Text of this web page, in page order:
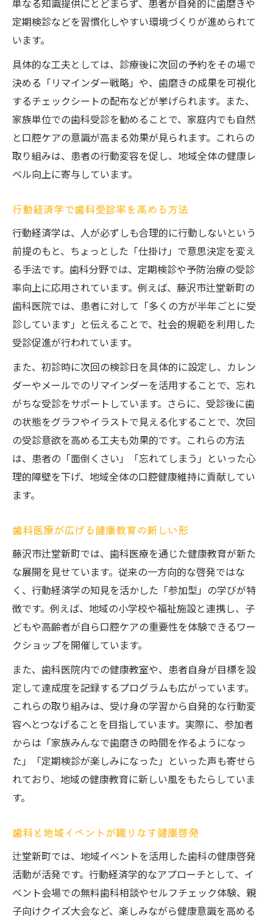
単なる知識提供にとどまらず、患者が自発的に歯磨きや
定期検診などを習慣化しやすい環境づくりが進められて
います。
具体的な工夫としては、診療後に次回の予約をその場で
決める「リマインダー戦略」や、歯磨きの成果を可視化
するチェックシートの配布などが挙げられます。また、
家族単位での歯科受診を勧めることで、家庭内でも自然
と口腔ケアの意識が高まる効果が見られます。これらの
取り組みは、患者の行動変容を促し、地域全体の健康レ
ベル向上に寄与しています。
行動経済学で歯科受診率を高める方法
行動経済学は、人が必ずしも合理的に行動しないという
前提のもと、ちょっとした「仕掛け」で意思決定を変え
る手法です。歯科分野では、定期検診や予防治療の受診
率向上に応用されています。例えば、藤沢市辻堂新町の
歯科医院では、患者に対して「多くの方が半年ごとに受
診しています」と伝えることで、社会的規範を利用した
受診促進が行われています。
また、初診時に次回の検診日を具体的に設定し、カレン
ダーやメールでのリマインダーを活用することで、忘れ
がちな受診をサポートしています。さらに、受診後に歯
の状態をグラフやイラストで見える化することで、次回
の受診意欲を高める工夫も効果的です。これらの方法
は、患者の「面倒くさい」「忘れてしまう」といった心
理的障壁を下げ、地域全体の口腔健康維持に貢献してい
ます。
歯科医療が広げる健康教育の新しい形
藤沢市辻堂新町では、歯科医療を通じた健康教育が新た
な展開を見せています。従来の一方向的な啓発ではな
く、行動経済学の知見を活かした「参加型」の学びが特
徴です。例えば、地域の小学校や福祉施設と連携し、子
どもや高齢者が自ら口腔ケアの重要性を体験できるワー
クショップを開催しています。
また、歯科医院内での健康教室や、患者自身が目標を設
定して達成度を記録するプログラムも広がっています。
これらの取り組みは、受け身の学習から自発的な行動変
容へとつなげることを目指しています。実際に、参加者
からは「家族みんなで歯磨きの時間を作るようになっ
た」「定期検診が楽しみになった」といった声も寄せら
れており、地域の健康教育に新しい風をもたらしていま
す。
歯科と地域イベントが織りなす健康啓発
辻堂新町では、地域イベントを活用した歯科の健康啓発
活動が活発です。行動経済学的なアプローチとして、イ
ベント会場での無料歯科相談やセルフチェック体験、親
子向けクイズ大会など、楽しみながら健康意識を高める